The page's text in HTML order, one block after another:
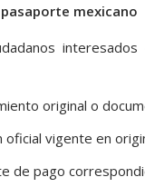
mexicano
original o
oficial vigente en
de pago